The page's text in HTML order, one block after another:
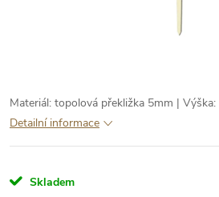
Materiál: topolová překližka 5mm |
Detailní informace
Skladem